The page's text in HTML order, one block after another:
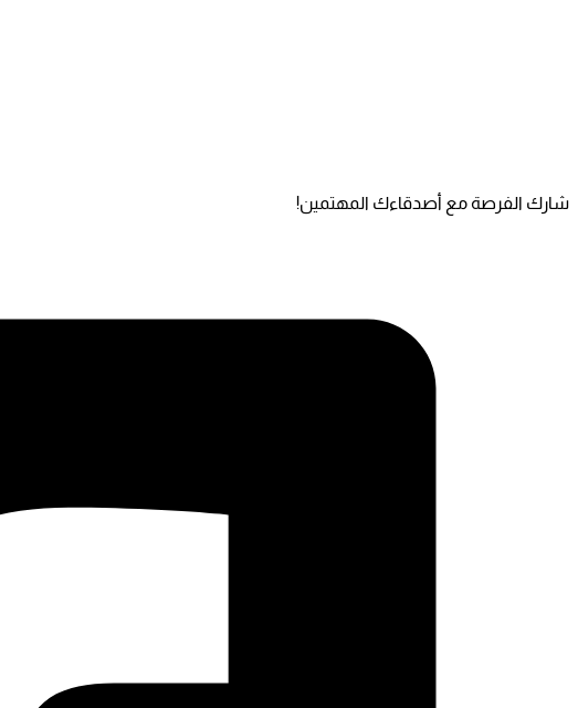
شارك الفرصة مع أصدقاءك المهتمين!